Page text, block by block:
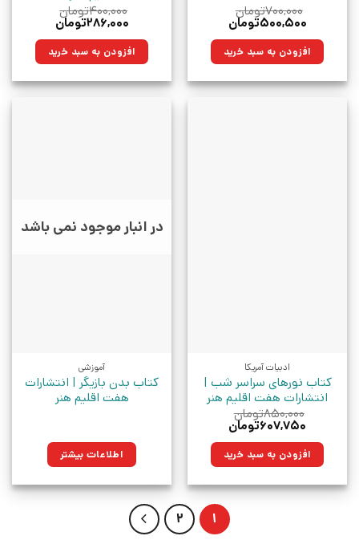
۷۰۰,۰۰۰تومان
قیمت
۷۰۰,۰۰۰تومان
بود.
۵۰۰,۵۰۰تومان
۵۰۰,۵۰۰تومان.افزودن به سبد خرید
۴۰۰,۰۰۰تومان
قیمت
۴۰۰,۰۰۰تومان
بود.
۲۸۶,۰۰۰تومان
۲۸۶,۰۰۰تومان.افزودن به سبد خرید
ادبیات آمریکا
کتاب نورهای سراسر شب |
انتشارات هفت اقلیم هنر
۸۵۰,۰۰۰تومان
قیمت
۸۵۰,۰۰۰تومان
بود.
۶۰۷,۷۵۰تومان
۶۰۷,۷۵۰تومان.افزودن به سبد خرید
در انبار موجود نمی باشد
آموزشی
کتاب بدن بازیگر | انتشارات
هفت اقلیم هنر
اطلاعات بیشتر
1
2